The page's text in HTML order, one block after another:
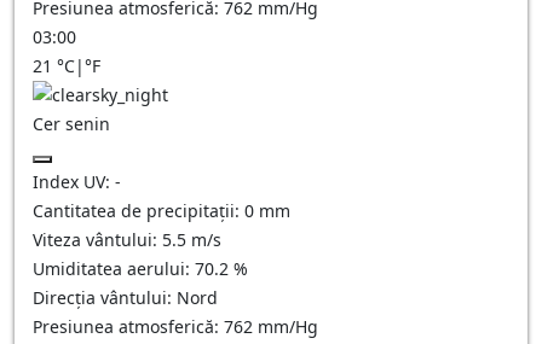
Presiunea atmosferică: 762 mm/Hg
03:00
21 °C|°F
Cer senin
Index UV: -
Cantitatea de precipitații: 0 mm
Viteza vântului: 5.5 m/s
Umiditatea aerului: 70.2 %
Direcția vântului: Nord
Presiunea atmosferică: 762 mm/Hg